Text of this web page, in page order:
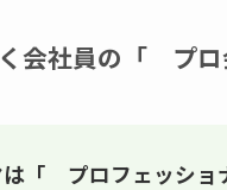
会社員の「 プ
「 プロフェッショ